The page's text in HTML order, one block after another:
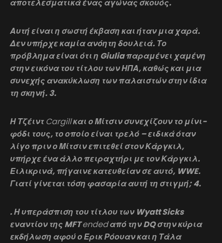
αποτελεσματικά ένας αγώνας σκουός.
Αυτή είναι η σωστή έκβαση και ήταν μια χαρά.
Δεν υπήρχε καμία ανόητη δουλειά. Το
πρόβλημα είναι ότι η Giulia παραμένει χαμένη
στην εικόνα του τίτλου των ΗΠΑ, καθώς και μια
συνεχής ανακύκλωση των παλαιστών στην ίδια
τη σκηνή. 3.
Η Τζέιντ Cargillκαι ο Μίτσιν συνεχίζουν το μίνι-
φόδι τους, το οποίο είναι τρελό – ειδικά όταν
λίγο πριν ο Μίτσιν επιτεθεί στον Κάργκιλ,
υπήρχε ένα άλλο πειραχτήρι με τον Κάργκιλ.
Ειλικρινά, πήγαινε κατευθείαν σε αυτό, WWE.
Γιατί γίνεται τόση φασαρία αυτή τη στιγμή; 4.
. Η υπεράσπιση του τίτλου των Wyatt Sicks
εναντίον της MFTendedαπό την DQ στην κύρια
εκδήλωση αφού ο Έρικ Ρόουαν και η Τάλα